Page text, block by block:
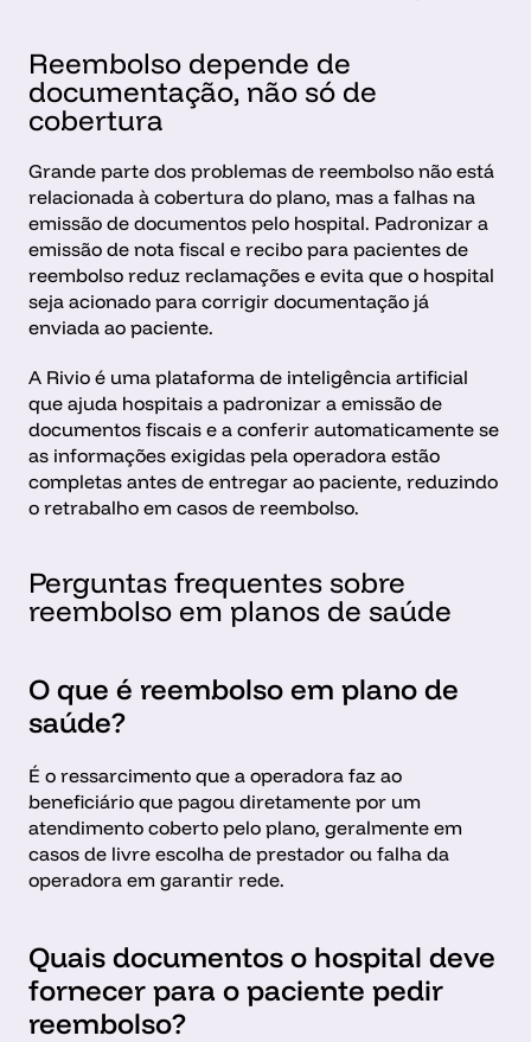
Reembolso depende de
documentação, não só de
cobertura
Grande parte dos problemas de reembolso não está
relacionada à cobertura do plano, mas a falhas na
emissão de documentos pelo hospital. Padronizar a
emissão de nota fiscal e recibo para pacientes de
reembolso reduz reclamações e evita que o hospital
seja acionado para corrigir documentação já
enviada ao paciente.
A Rivio é uma plataforma de inteligência artificial
que ajuda hospitais a padronizar a emissão de
documentos fiscais e a conferir automaticamente se
as informações exigidas pela operadora estão
completas antes de entregar ao paciente, reduzindo
o retrabalho em casos de reembolso.
Perguntas frequentes sobre
reembolso em planos de saúde
O que é reembolso em plano de
saúde?
É o ressarcimento que a operadora faz ao
beneficiário que pagou diretamente por um
atendimento coberto pelo plano, geralmente em
casos de livre escolha de prestador ou falha da
operadora em garantir rede.
Quais documentos o hospital deve
fornecer para o paciente pedir
reembolso?